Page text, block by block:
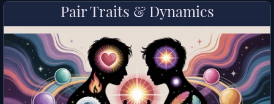
Pair Traits & Dynamics